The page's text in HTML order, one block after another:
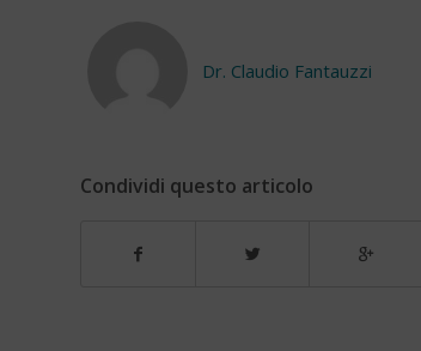
Dr. Claudio Fantauzzi
Condividi questo articolo